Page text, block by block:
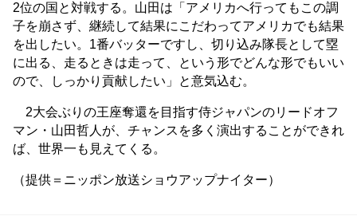
2位の国と対戦する。山田は「アメリカへ行ってもこの調
子を崩さず、継続して結果にこだわってアメリカでも結果
を出したい。1番バッターですし、切り込み隊長として塁
に出る、走るときは走って、という形でどんな形でもいい
ので、しっかり貢献したい」と意気込む。
2大会ぶりの王座奪還を目指す侍ジャパンのリードオフ
マン・山田哲人が、チャンスを多く演出することができれ
ば、世界一も見えてくる。
（提供＝ニッポン放送ショウアップナイター）